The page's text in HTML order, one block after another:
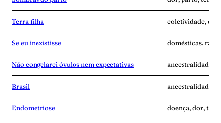
Terra filha coletividade,
Se eu inexistisse domésticas,
Não congelarei óvulos nem expectativas ancestralidade,
Brasil ancestralidade,
Endometriose doença, dor,